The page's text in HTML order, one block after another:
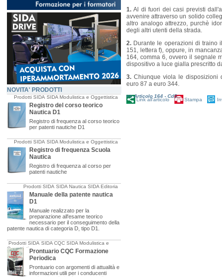
NOVITA' PRODOTTI
Prodotti SIDA SIDA Modulistica e Oggettistica
Registro del corso teorico
Nautica D1
Registro di frequenza al corso teorico
per patenti nautiche D1
Prodotti SIDA SIDA Modulistica e Oggettistica
Registro di frequenza Scuola
Nautica
Registro di frequenza al corso per
patenti nautiche
Prodotti SIDA SIDA Nautica SIDA Editoria
Manuale della patente nautica
D1
Manuale realizzato per la
preparazione all'esame teorico
necessario per il conseguimento della
patente nautica di categoria D, tipo D1.
Prodotti SIDA SIDA CQC SIDA Modulistica e
OggettisticaProntuario CQC Formazione
Periodica
Prontuario con argomenti di attualità e
informazioni utili per i conducenti
1.Al di fuori dei casi previsti
avvenire attraverso un solido
altro analogo attrezzo, purchè
degli altri utenti della strada.
2. Durante le operazioni di traino
151, lettera f), oppure, in
164, comma 6, ovvero il segnale
dispositivo a luce gialla prescritto
3.Chiunque viola le disposizioni
euro 87 a euro 344.
<< Articolo 164 - CdS
Link all'articolo Stampa